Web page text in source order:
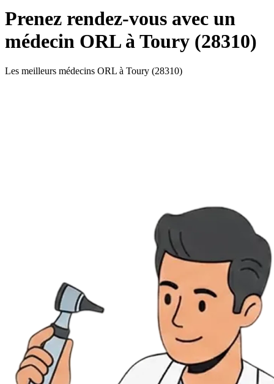
Prenez rendez-vous avec un
médecin ORL à Toury (28310)
Les meilleurs médecins ORL à Toury (28310)